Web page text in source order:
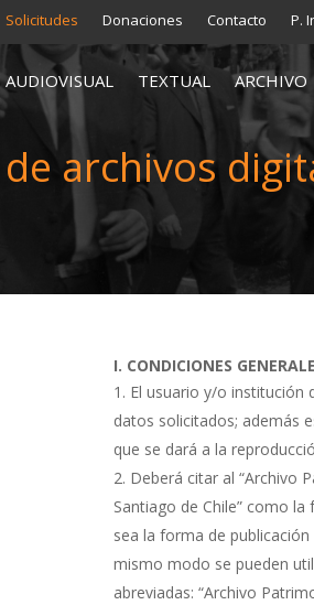
Solicitudes Donaciones Contacto P.
AUDIOVISUAL TEXTUAL ARCHIVO
archivos
I. CONDICIONES
El usuario y/o institución
datos solicitados; además
que se dará a la
Deberá citar al “Archivo
Santiago de Chile” como
sea la forma de
mismo modo se pueden
abreviadas: “Archivo